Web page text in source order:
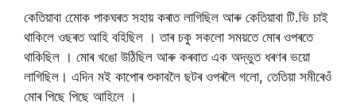
কেতিয়াবা মোেক পাকঘৰত সহায় কৰাত লাগিছিল আৰু কেতিয়াবা টি.ভি চাই
থাকিলে ওছৰত আহি বহিছিল । তাৰ চকু সকলো সময়তে মোৰ ওপৰতে
থাকিছিল । মোৰ খঙো উঠিছিল আৰু কৰবাত এক অদ্ভুত ধৰণৰ ভয়ো
লাগিছিল। এদিন মই কাপোৰ শুকাবলৈ ছটৰ ওপৰলৈ গলো, তেতিয়া সমীৰেওঁ
মোৰ পিছে পিছে আহিলে ।